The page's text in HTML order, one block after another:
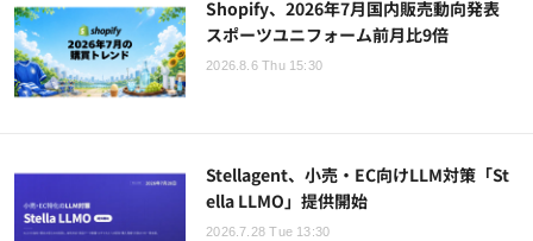
Shopify、2026年7月国内販売動向発表
スポーツユニフォーム前月比9倍
2026.8.6 Thu 15:30
Stellagent、小売・EC向けLLM対策「St
ella LLMO」提供開始
2026.7.28 Tue 13:30